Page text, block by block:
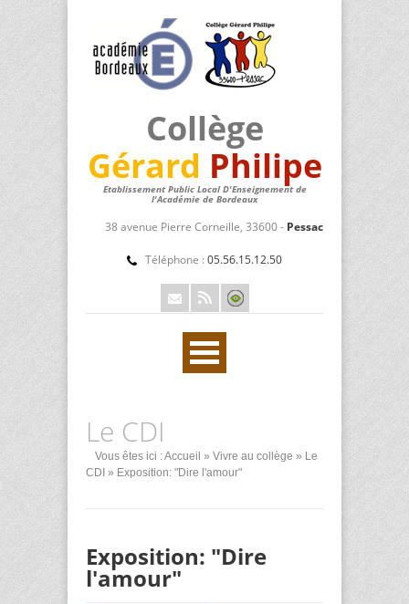
Collège
Gérard Philipe
Etablissement Public Local D'Enseignement de
l'Académie de Bordeaux
38 avenue Pierre Corneille, 33600 - Pessac
Téléphone : 05.56.15.12.50
Le CDI
Vous êtes ici :Accueil » Vivre au collège » Le
CDI » Exposition: "Dire l'amour"
Exposition: "Dire
l'amour"